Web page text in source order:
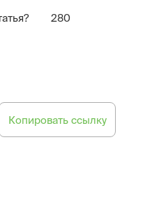
280
Копировать ссылку